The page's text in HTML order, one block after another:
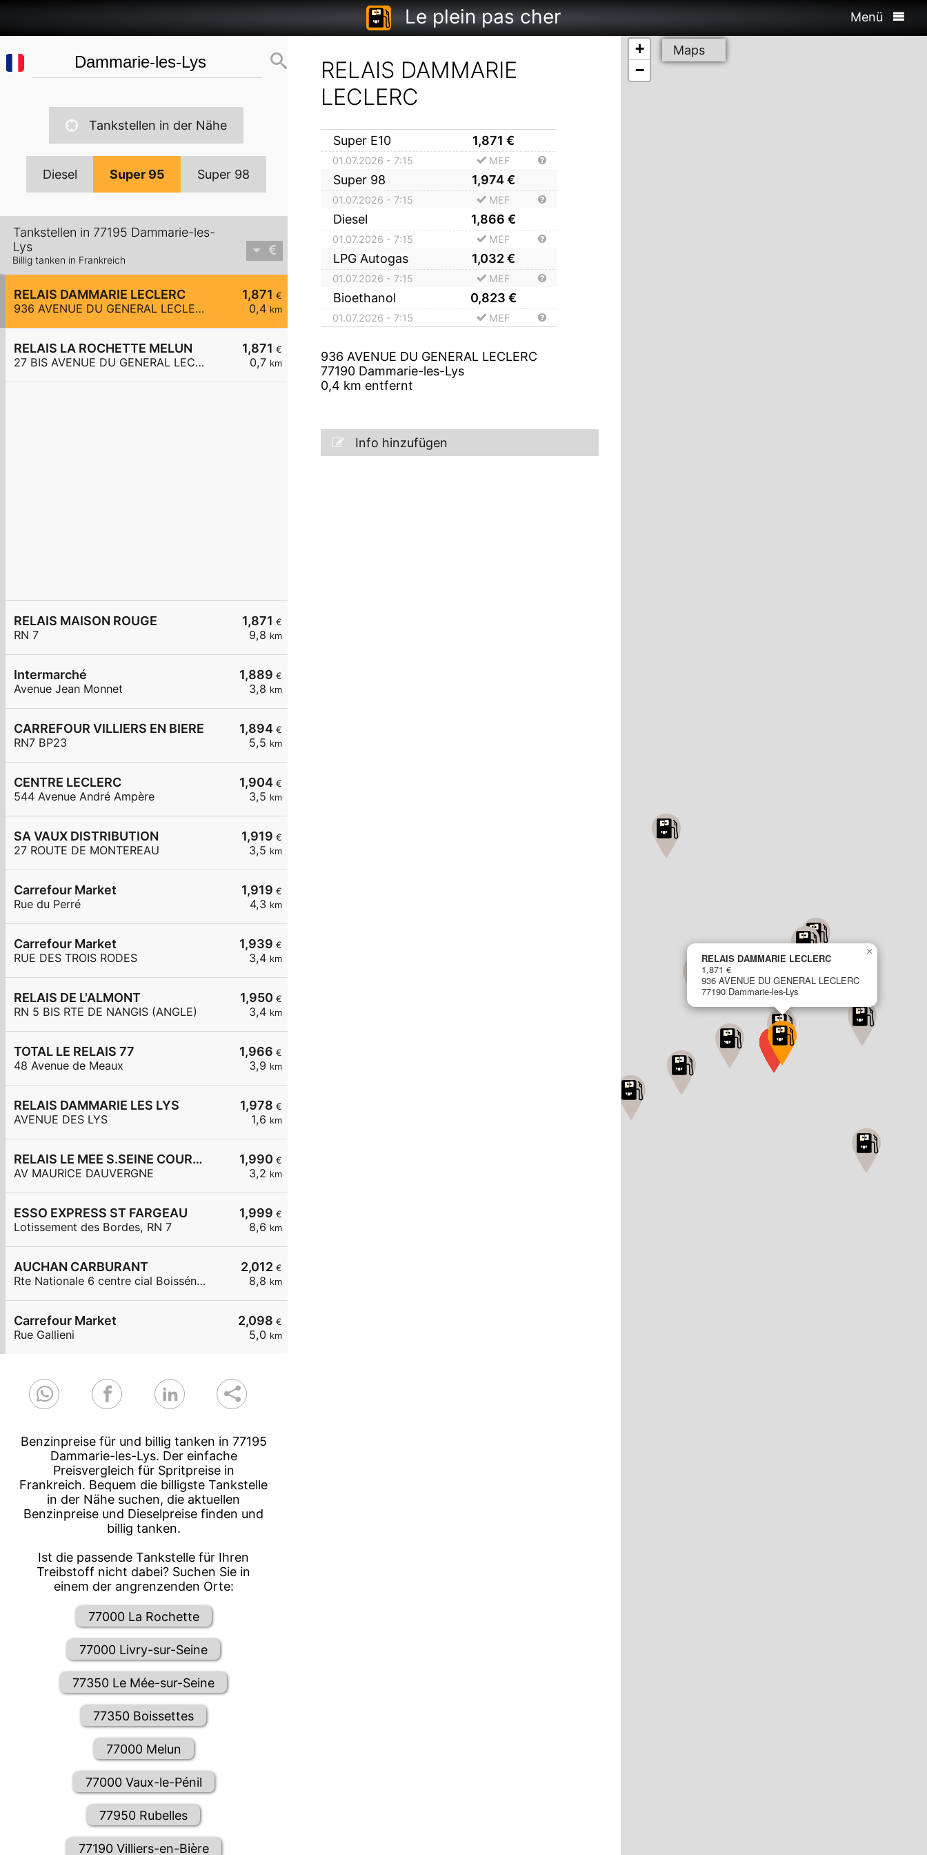
Le plein pas cher Menü
Tankstellen in der Nähe
Diesel Super 95 Super 98
Tankstellen in 77195 Dammarie-les-
Lys
Billig tanken in Frankreich
1,871 €
0,4 km
RELAIS DAMMARIE LECLERC
936 AVENUE DU GENERAL LECLERC
1,871 €
0,7 km
RELAIS LA ROCHETTE MELUN
27 BIS AVENUE DU GENERAL LECLERC
1,871 €
9,8 km
RELAIS MAISON ROUGE
RN 7
1,889 €
3,8 km
Intermarché
Avenue Jean Monnet
1,894 €
5,5 km
CARREFOUR VILLIERS EN BIERE
RN7 BP23
1,904 €
3,5 km
CENTRE LECLERC
544 Avenue André Ampère
1,919 €
3,5 km
SA VAUX DISTRIBUTION
27 ROUTE DE MONTEREAU
1,919 €
4,3 km
Carrefour Market
Rue du Perré
1,939 €
3,4 km
Carrefour Market
RUE DES TROIS RODES
1,950 €
3,4 km
RELAIS DE L'ALMONT
RN 5 BIS RTE DE NANGIS (ANGLE)
1,966 €
3,9 km
TOTAL LE RELAIS 77
48 Avenue de Meaux
1,978 €
1,6 km
RELAIS DAMMARIE LES LYS
AVENUE DES LYS
1,990 €
3,2 km
RELAIS LE MEE S.SEINE COURTILLE
AV MAURICE DAUVERGNE
1,999 €
8,6 km
ESSO EXPRESS ST FARGEAU
Lotissement des Bordes, RN 7
2,012 €
8,8 km
AUCHAN CARBURANT
Rte Nationale 6 centre cial Boissénart
2,098 €
5,0 km
Carrefour Market
Rue Gallieni
Benzinpreise für und billig tanken in 77195
Dammarie-les-Lys. Der einfache
Preisvergleich für Spritpreise in
Frankreich. Bequem die billigste Tankstelle
in der Nähe suchen, die aktuellen
Benzinpreise und Dieselpreise finden und
billig tanken.
Ist die passende Tankstelle für Ihren
Treibstoff nicht dabei? Suchen Sie in
einem der angrenzenden Orte:
77000 La Rochette
77000 Livry-sur-Seine
77350 Le Mée-sur-Seine
77350 Boissettes
77000 Melun
77000 Vaux-le-Pénil
77950 Rubelles
77190 Villiers-en-Bière
RELAIS DAMMARIE
LECLERC
Super E10 1,871 €
01.07.2026 - 7:15 MEF
Super 98 1,974€
01.07.2026 - 7:15 MEF
Diesel 1,866 €
01.07.2026 - 7:15 MEF
LPG Autogas 1,032€
01.07.2026 - 7:15 MEF
Bioethanol 0,823 €
01.07.2026 - 7:15 MEF
936 AVENUE DU GENERAL LECLERC
77190 Dammarie-les-Lys
0,4 km entfernt
Info hinzufügen
RELAIS DAMMARIE LECLERC
1,871 €
936 AVENUE DU GENERAL LECLERC
77190 Dammarie-les-Lys
×
+
−
Maps